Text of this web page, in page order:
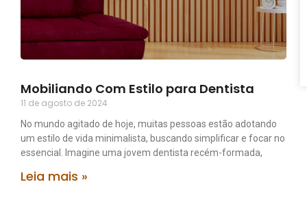
Mobiliando Com Estilo para Dentista
11 de agosto de 2024
No mundo agitado de hoje, muitas pessoas estão adotando
um estilo de vida minimalista, buscando simplificar e focar no
essencial. Imagine uma jovem dentista recém-formada,
Leia mais »